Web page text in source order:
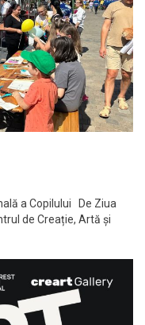
a Copilului De Ziua
de Creație, Artă și